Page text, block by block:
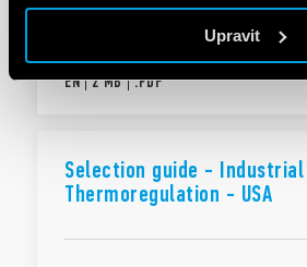
Upravit
EN|2 MB| .PDF
Selection guide - Industrial
Thermoregulation - USA